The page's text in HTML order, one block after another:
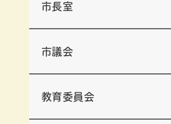
市長室
市議会
教育委員会